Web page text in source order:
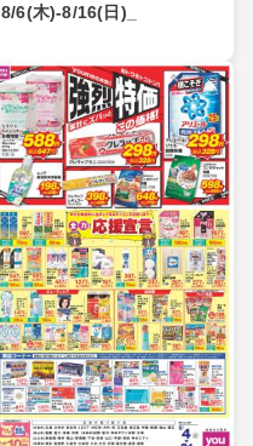
8/6(木)-8/16(日)_